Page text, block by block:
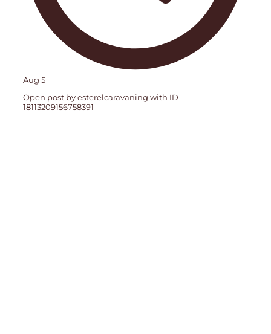
Aug 5
Open post by esterelcaravaning with ID
18113209156758391